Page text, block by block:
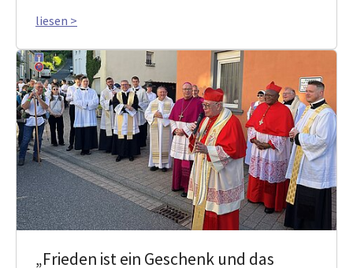
liesen >
„Frieden ist ein Geschenk und das